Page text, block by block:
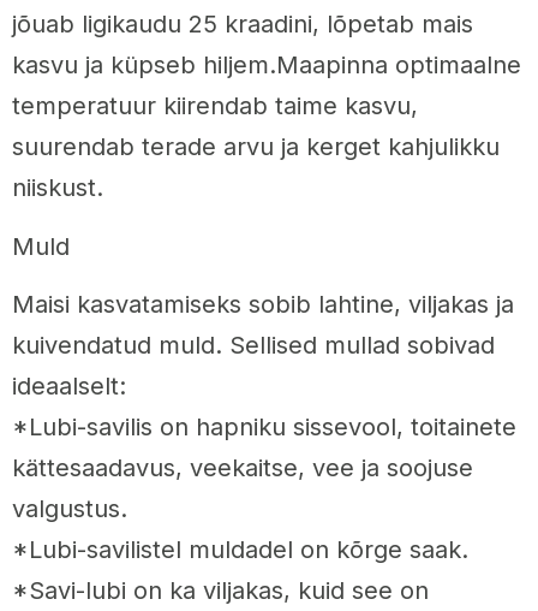
jõuab ligikaudu 25 kraadini, lõpetab mais
kasvu ja küpseb hiljem.Maapinna optimaalne
temperatuur kiirendab taime kasvu,
suurendab terade arvu ja kerget kahjulikku
niiskust.
Muld
Maisi kasvatamiseks sobib lahtine, viljakas ja
kuivendatud muld. Sellised mullad sobivad
ideaalselt:
*Lubi-savilis on hapniku sissevool, toitainete
kättesaadavus, veekaitse, vee ja soojuse
valgustus.
*Lubi-savilistel muldadel on kõrge saak.
*Savi-lubi on ka viljakas, kuid see on